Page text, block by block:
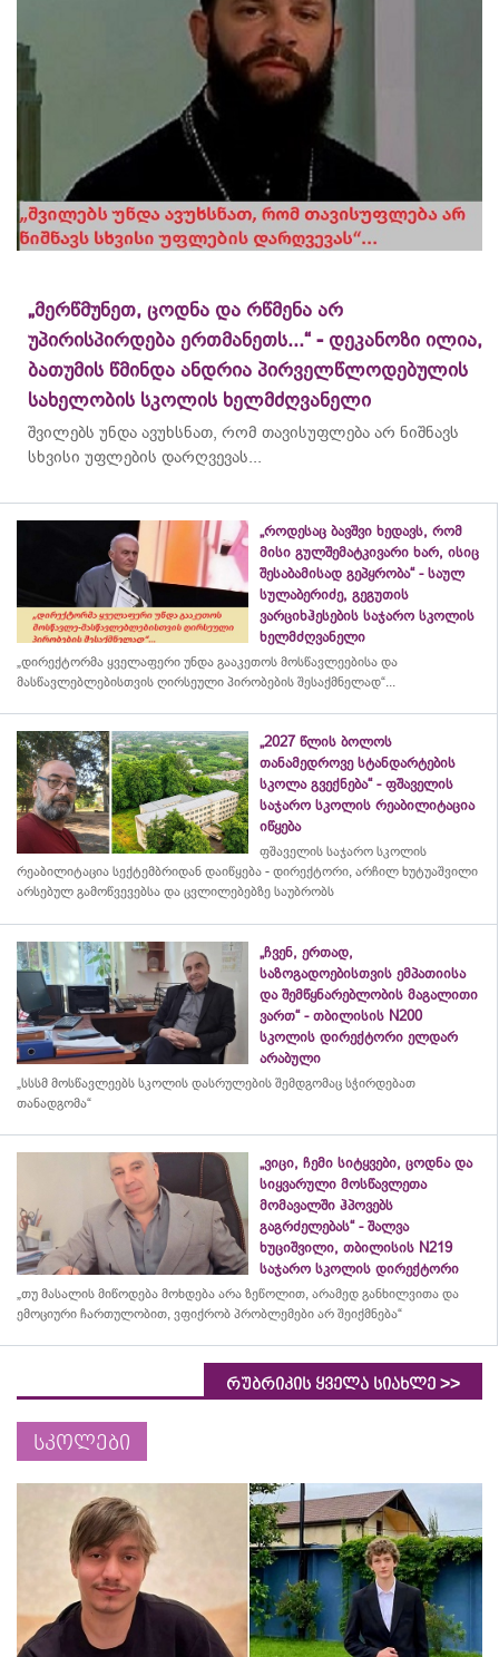
„მერწმუნეთ, ცოდნა და რწმენა არ
უპირისპირდება ერთმანეთს...“ - დეკანოზი ილია,
ბათუმის წმინდა ანდრია პირველწლოდებულის
სახელობის სკოლის ხელმძღვანელი
შვილებს უნდა ავუხსნათ, რომ თავისუფლება არ ნიშნავს
სხვისი უფლების დარღვევას...
„როდესაც ბავშვი ხედავს, რომ
მისი გულშემატკივარი ხარ, ისიც
შესაბამისად გეპყრობა“ - საულ
სულაბერიძე, გეგუთის
ვარციხჰესების საჯარო სკოლის
ხელმძღვანელი
„დირექტორმა ყველაფერი უნდა გააკეთოს მოსწავლეებისა და
მასწავლებლებისთვის ღირსეული პირობების შესაქმნელად“...
„2027 წლის ბოლოს
თანამედროვე სტანდარტების
სკოლა გვექნება“ - ფშაველის
საჯარო სკოლის რეაბილიტაცია
იწყება
ფშაველის საჯარო სკოლის
რეაბილიტაცია სექტემბრიდან დაიწყება - დირექტორი, არჩილ ხუტუაშვილი
არსებულ გამოწვევებსა და ცვლილებებზე საუბრობს
„ჩვენ, ერთად,
საზოგადოებისთვის ემპათიისა
და შემწყნარებლობის მაგალითი
ვართ“ - თბილისის N200
სკოლის დირექტორი ელდარ
არაბული
„სსსმ მოსწავლეებს სკოლის დასრულების შემდგომაც სჭირდებათ
თანადგომა“
„ვიცი, ჩემი სიტყვები, ცოდნა და
სიყვარული მოსწავლეთა
მომავალში ჰპოვებს
გაგრძელებას“ - შალვა
ხუციშვილი, თბილისის N219
საჯარო სკოლის დირექტორი
„თუ მასალის მიწოდება მოხდება არა ზეწოლით, არამედ განხილვითა და
ემოციური ჩართულობით, ვფიქრობ პრობლემები არ შეიქმნება“
რუბრიკის ყველა სიახლე >>
სკოლები